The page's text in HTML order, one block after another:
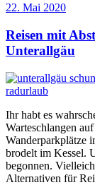
22. Mai 2020
Reisen mit
Unterallgäu
Ihr habt es
Warteschlangen
Wanderparkplätze
brodelt im Kessel.
begonnen.
Alternativen für